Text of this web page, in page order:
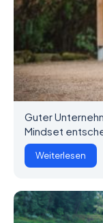
Guter
Mindset
Weiterlesen